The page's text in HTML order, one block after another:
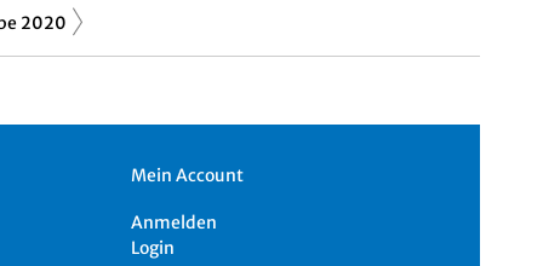
2020
Mein Account
Anmelden
Login